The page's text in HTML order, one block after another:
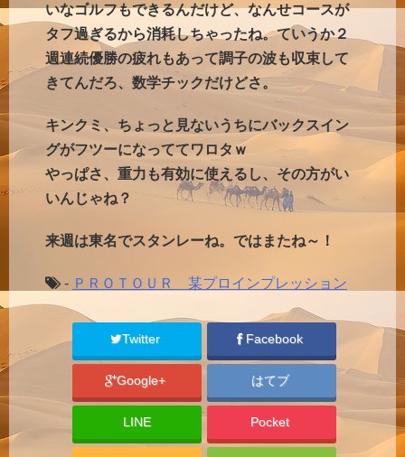
いなゴルフもできるんだけど、なんせコースが
タフ過ぎるから消耗しちゃったね。ていうか２
週連続優勝の疲れもあって調子の波も収束して
きてんだろ、数学チックだけどさ。
キンクミ、ちょっと見ないうちにバックスイン
グがフツーになっててワロタｗ
やっぱさ、重力も有効に使えるし、その方がい
いんじゃね？
来週は東名でスタンレーね。ではまたね～！
- ＰＲＯＴＯＵＲ 某プロインプレッション
Twitter Facebook
Google+ はてブ
LINE Pocket